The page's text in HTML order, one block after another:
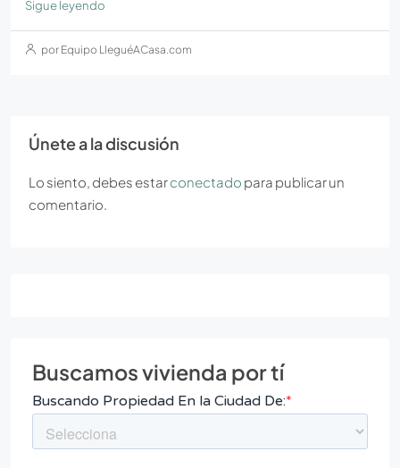
Sigue leyendo
por Equipo LleguéACasa.com
Únete a la discusión
Lo siento, debes estarconectado para publicar un
comentario.
Buscamos vivienda por tí